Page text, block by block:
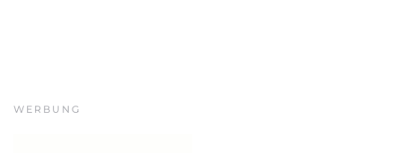
WERBUNG